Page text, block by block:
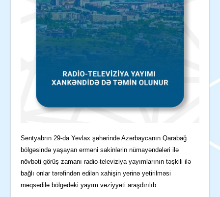
Sentyabrın 29-da Yevlax şəhərində Azərbaycanın Qarabağ
bölgəsində yaşayan erməni sakinlərin nümayəndələri ilə
növbəti görüş zamanı radio-televiziya yayımlarının təşkili ilə
bağlı onlar tərəfindən edilən xahişin yerinə yetirilməsi
məqsədilə bölgədəki yayım vəziyyəti araşdırılıb.